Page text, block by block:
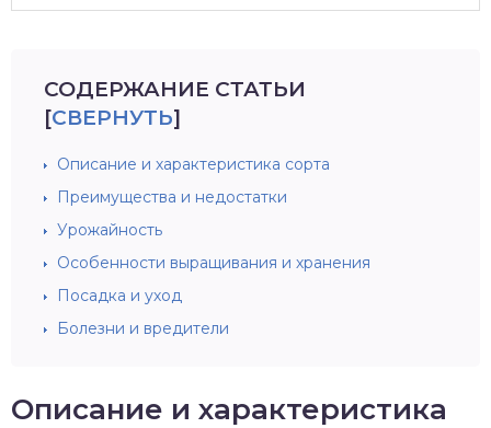
СОДЕРЖАНИЕ СТАТЬИ
[СВЕРНУТЬ]
Описание и характеристика сорта
Преимущества и недостатки
Урожайность
Особенности выращивания и хранения
Посадка и уход
Болезни и вредители
Описание и характеристика